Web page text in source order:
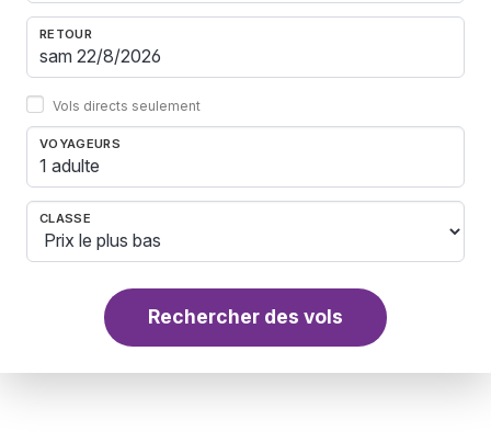
RETOUR
Vols directs seulement
VOYAGEURS
1 adulte
CLASSE
Rechercher des vols